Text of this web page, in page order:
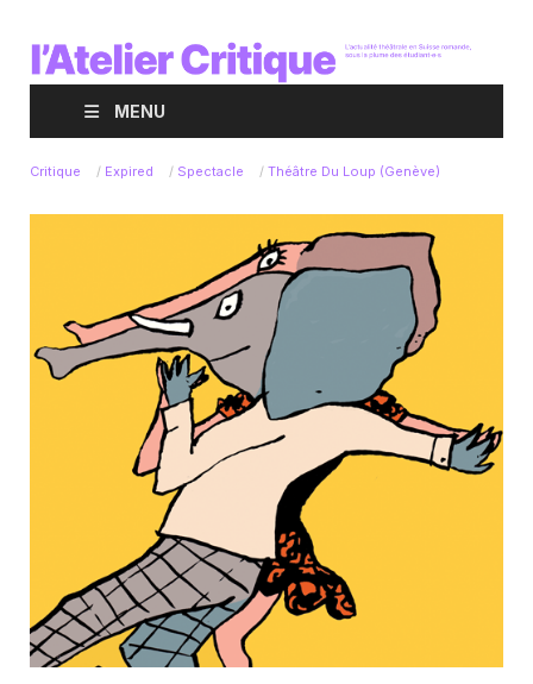
MENU
Critique / Expired / Spectacle / Théâtre Du Loup (Genève)